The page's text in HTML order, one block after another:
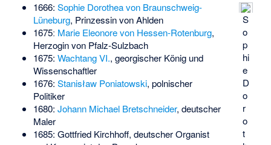
S
o
p
hi
e
D
o
r
o
t
1666: Sophie Dorothea von Braunschweig-
Lüneburg, Prinzessin von Ahlden
1675ː Marie Eleonore von Hessen-Rotenburg,
Herzogin von Pfalz-Sulzbach
1675: Wachtang VI., georgischer König und
Wissenschaftler
1676: Stanisław Poniatowski, polnischer
Politiker
1680: Johann Michael Bretschneider, deutscher
Maler
1685: Gottfried Kirchhoff, deutscher Organist